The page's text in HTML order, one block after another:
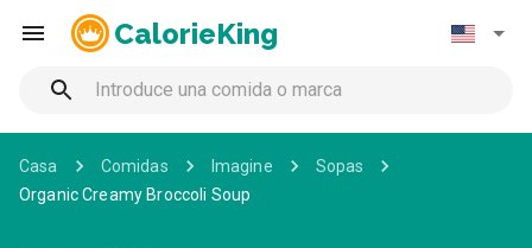
CalorieKing
Casa Comidas Imagine
Sopas
Organic Creamy Broccoli Soup